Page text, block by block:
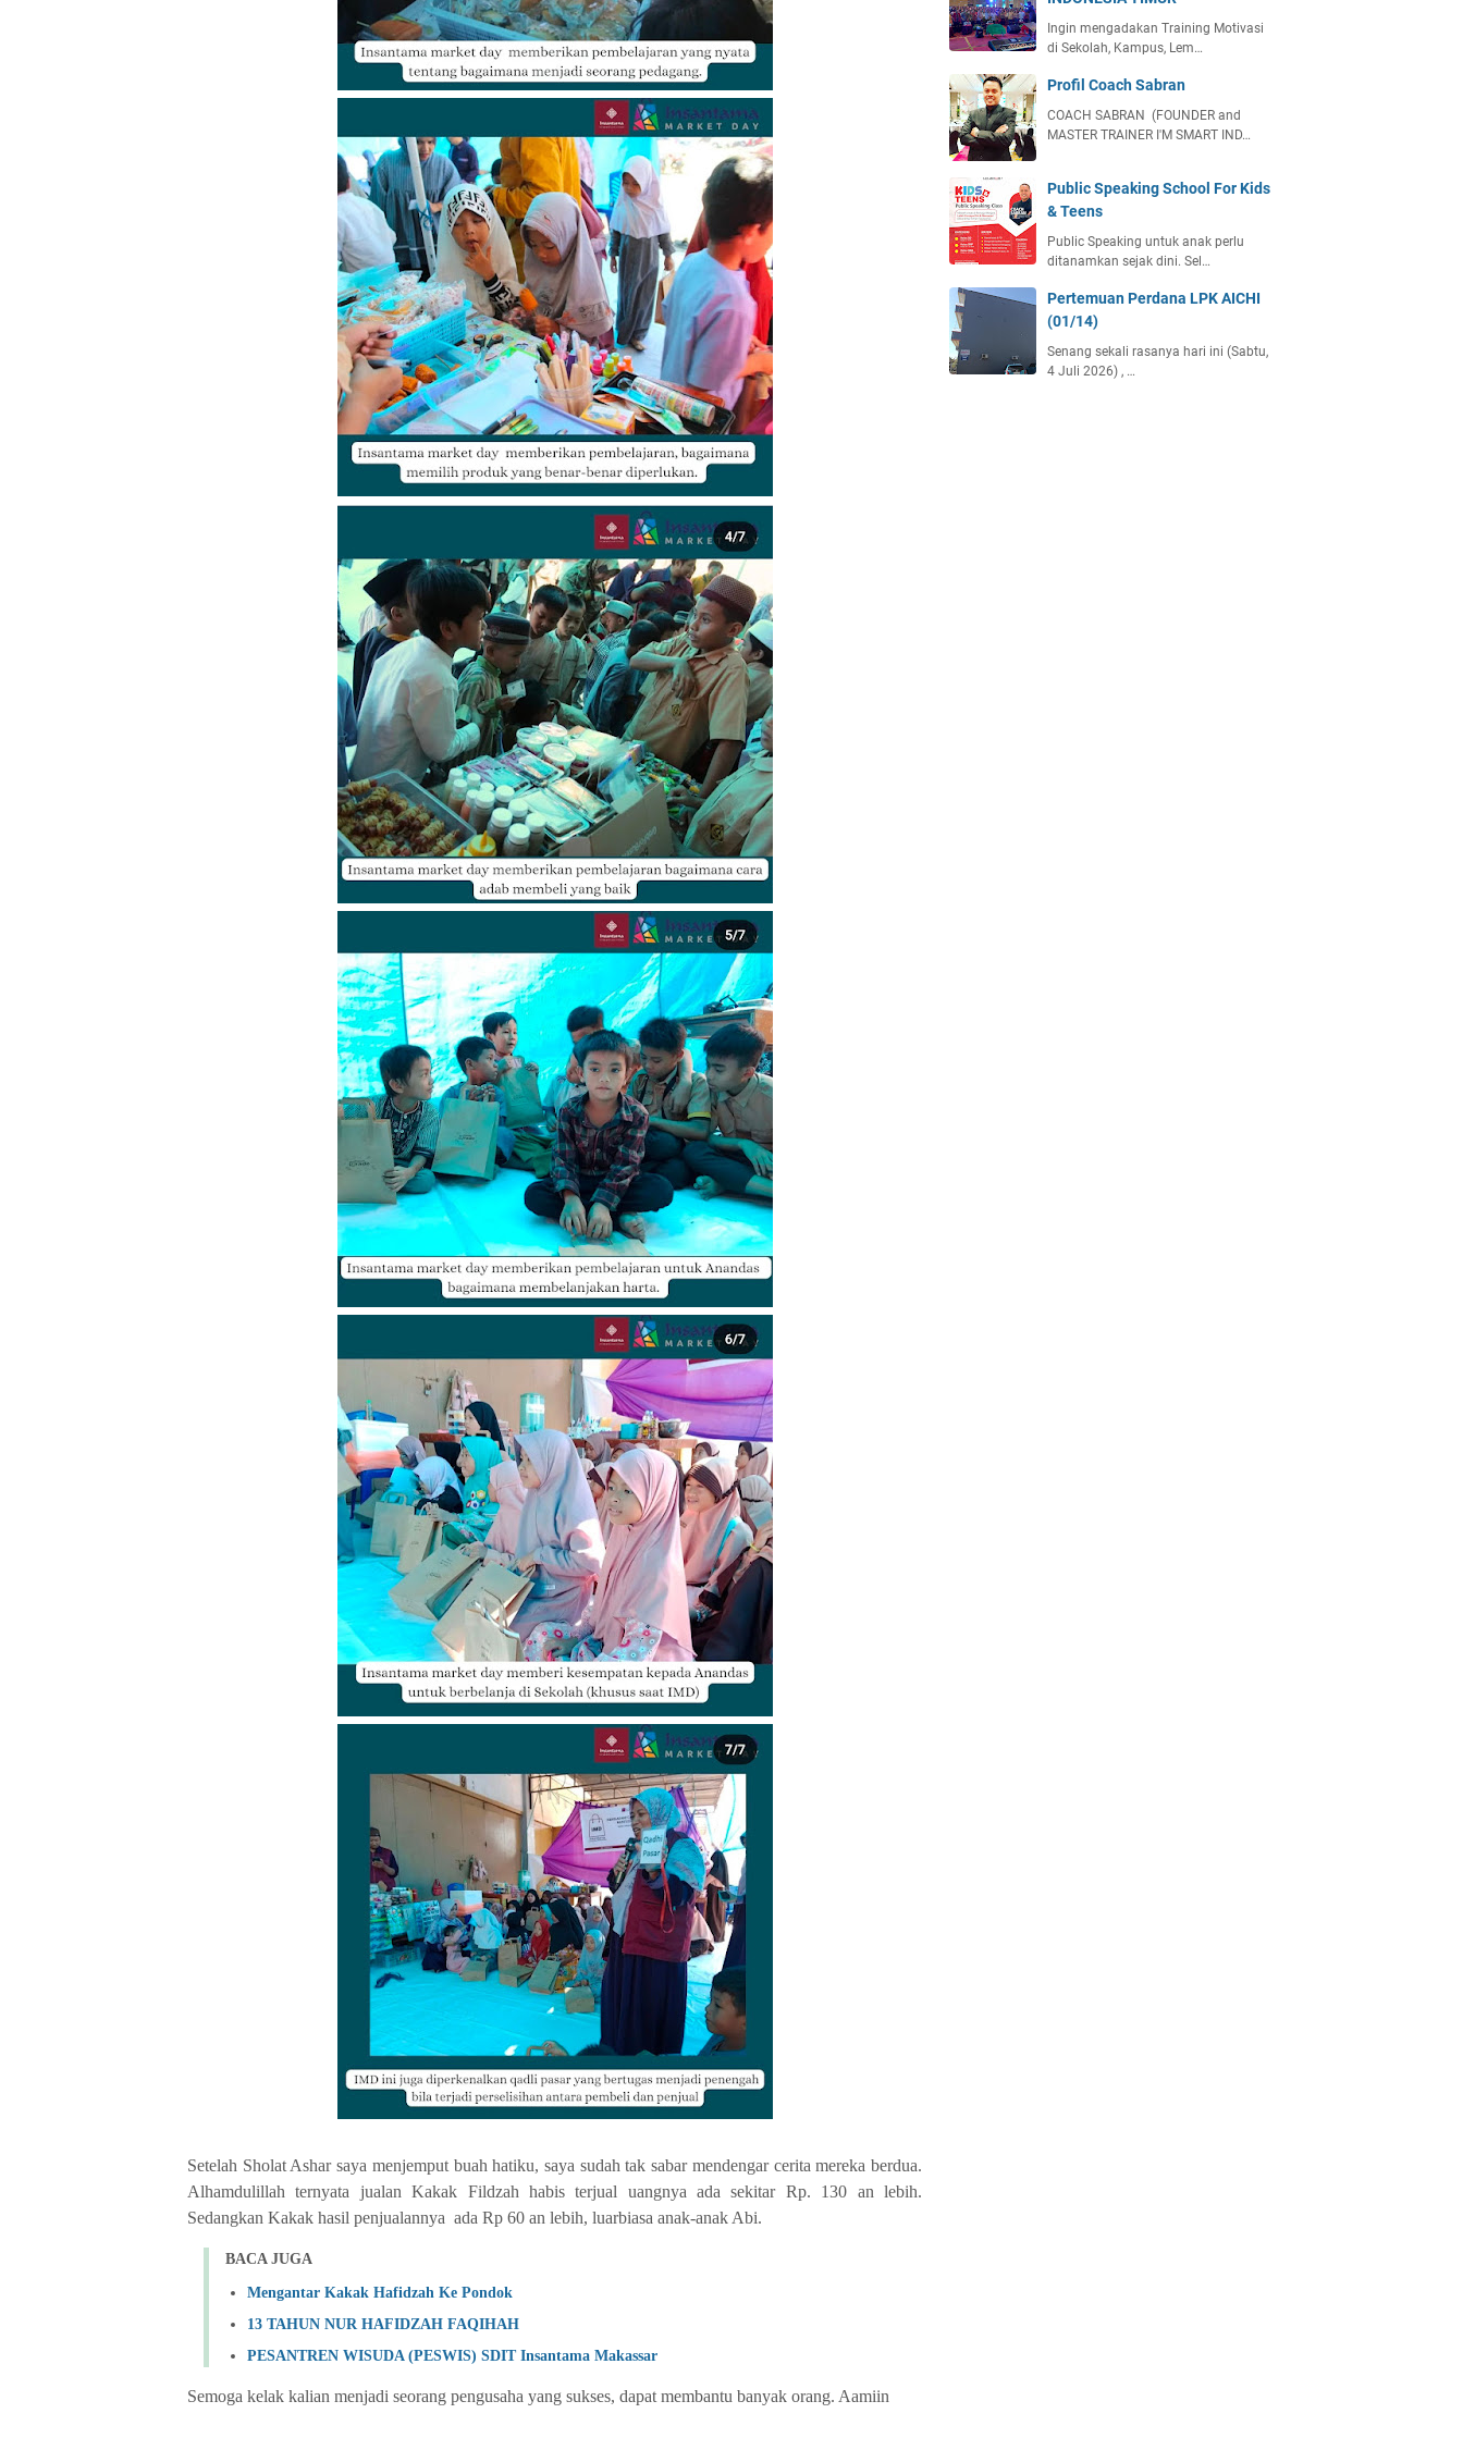
Setelah Sholat Ashar saya menjemput buah hatiku, saya sudah tak sabar mendengar cerita mereka berdua.
Alhamdulillah ternyata jualan Kakak Fildzah habis terjual uangnya ada sekitar Rp. 130 an lebih.
Sedangkan Kakak hasil penjualannya ada Rp 60 an lebih, luarbiasa anak-anak Abi.
BACA JUGA
Mengantar Kakak Hafidzah Ke Pondok
13 TAHUN NUR HAFIDZAH FAQIHAH
PESANTREN WISUDA (PESWIS) SDIT Insantama Makassar
Semoga kelak kalian menjadi seorang pengusaha yang sukses, dapat membantu banyak orang. Aamiin
Ingin mengadakan Training Motivasi
di Sekolah, Kampus, Lem…
Profil Coach Sabran
COACH SABRAN (FOUNDER and
MASTER TRAINER I'M SMART IND…
Public Speaking School For Kids
& Teens
Public Speaking untuk anak perlu
ditanamkan sejak dini. Sel…
Pertemuan Perdana LPK AICHI
(01/14)
Senang sekali rasanya hari ini (Sabtu,
4 Juli 2026) , …